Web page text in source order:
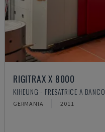
RIGITRAX X 8000
KIHEUNG - FRESATRICE A BANCO
GERMANIA 2011